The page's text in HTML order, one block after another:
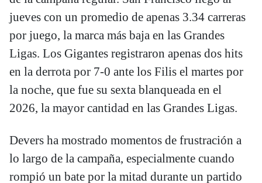
jueves con un promedio de apenas 3.34 carreras
por juego, la marca más baja en las Grandes
Ligas. Los Gigantes registraron apenas dos hits
en la derrota por 7-0 ante los Filis el martes por
la noche, que fue su sexta blanqueada en el
2026, la mayor cantidad en las Grandes Ligas.
Devers ha mostrado momentos de frustración a
lo largo de la campaña, especialmente cuando
rompió un bate por la mitad durante un partido